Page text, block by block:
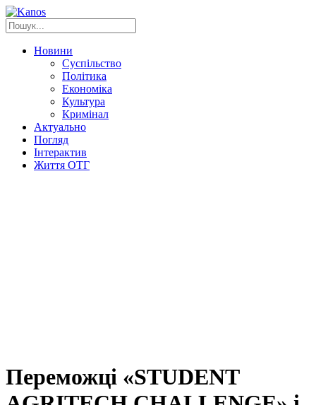
Новини
Суспільство
Політика
Економіка
Культура
Кримінал
Актуально
Погляд
Інтерактив
Життя ОТГ
Переможці «STUDENT